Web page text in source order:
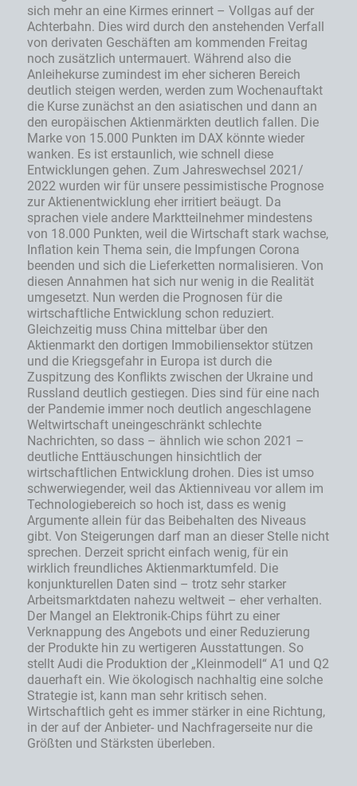
sich mehr an eine Kirmes erinnert – Vollgas auf der
Achterbahn. Dies wird durch den anstehenden Verfall
von derivaten Geschäften am kommenden Freitag
noch zusätzlich untermauert. Während also die
Anleihekurse zumindest im eher sicheren Bereich
deutlich steigen werden, werden zum Wochenauftakt
die Kurse zunächst an den asiatischen und dann an
den europäischen Aktienmärkten deutlich fallen. Die
Marke von 15.000 Punkten im DAX könnte wieder
wanken. Es ist erstaunlich, wie schnell diese
Entwicklungen gehen. Zum Jahreswechsel 2021/
2022 wurden wir für unsere pessimistische Prognose
zur Aktienentwicklung eher irritiert beäugt. Da
sprachen viele andere Marktteilnehmer mindestens
von 18.000 Punkten, weil die Wirtschaft stark wachse,
Inflation kein Thema sein, die Impfungen Corona
beenden und sich die Lieferketten normalisieren. Von
diesen Annahmen hat sich nur wenig in die Realität
umgesetzt. Nun werden die Prognosen für die
wirtschaftliche Entwicklung schon reduziert.
Gleichzeitig muss China mittelbar über den
Aktienmarkt den dortigen Immobiliensektor stützen
und die Kriegsgefahr in Europa ist durch die
Zuspitzung des Konflikts zwischen der Ukraine und
Russland deutlich gestiegen. Dies sind für eine nach
der Pandemie immer noch deutlich angeschlagene
Weltwirtschaft uneingeschränkt schlechte
Nachrichten, so dass – ähnlich wie schon 2021 –
deutliche Enttäuschungen hinsichtlich der
wirtschaftlichen Entwicklung drohen. Dies ist umso
schwerwiegender, weil das Aktienniveau vor allem im
Technologiebereich so hoch ist, dass es wenig
Argumente allein für das Beibehalten des Niveaus
gibt. Von Steigerungen darf man an dieser Stelle nicht
sprechen. Derzeit spricht einfach wenig, für ein
wirklich freundliches Aktienmarktumfeld. Die
konjunkturellen Daten sind – trotz sehr starker
Arbeitsmarktdaten nahezu weltweit – eher verhalten.
Der Mangel an Elektronik-Chips führt zu einer
Verknappung des Angebots und einer Reduzierung
der Produkte hin zu wertigeren Ausstattungen. So
stellt Audi die Produktion der „Kleinmodell“ A1 und Q2
dauerhaft ein. Wie ökologisch nachhaltig eine solche
Strategie ist, kann man sehr kritisch sehen.
Wirtschaftlich geht es immer stärker in eine Richtung,
in der auf der Anbieter- und Nachfragerseite nur die
Größten und Stärksten überleben.